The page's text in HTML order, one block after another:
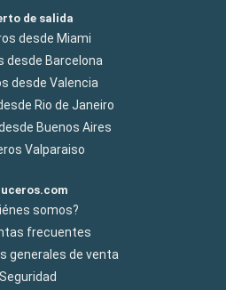
de salida
desde Miami
desde Barcelona
desde Valencia
Rio de Janeiro
Buenos Aires
Valparaiso
somos?
frecuentes
generales de venta
Seguridad